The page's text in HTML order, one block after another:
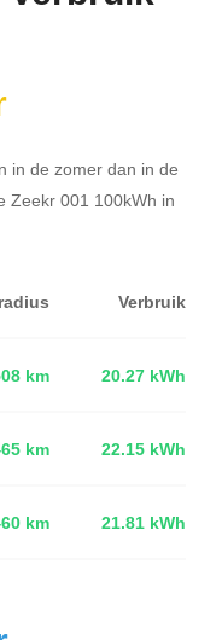
in de zomer dan in de
Zeekr 001 100kWh in
Verbruik
km 20.27 kWh
km 22.15 kWh
km 21.81 kWh